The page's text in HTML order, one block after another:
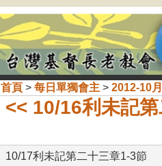
首頁> 每日單獨會主> 2012-10月
<< 10/16利未記
10/17利未記第二十三章1-3節